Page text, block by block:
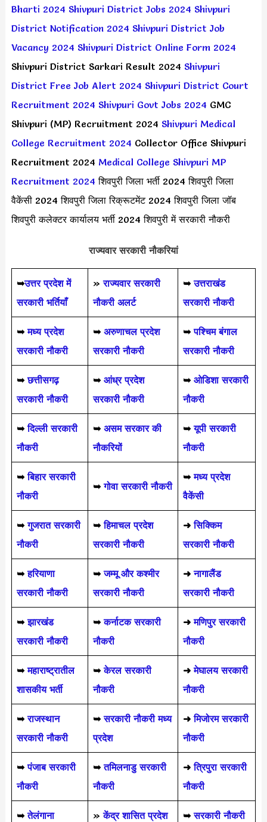
Bharti 2024 Shivpuri District Jobs 2024 Shivpuri
District Notification 2024 Shivpuri District Job
Vacancy 2024 Shivpuri District Online Form 2024
Shivpuri District Sarkari Result 2024 Shivpuri
District Free Job Alert 2024 Shivpuri District Court
Recruitment 2024 Shivpuri Govt Jobs 2024 GMC
Shivpuri (MP) Recruitment 2024 Shivpuri Medical
College Recruitment 2024 Collector Office Shivpuri
Recruitment 2024 Medical College Shivpuri MP
Recruitment 2024 शिवपुरी जिला भर्ती 2024 शिवपुरी जिला
वैकेंसी 2024 शिवपुरी जिला रिक्रूटमेंट 2024 शिवपुरी जिला जॉब
शिवपुरी कलेक्टर कार्यालय भर्ती 2024 शिवपुरी में सरकारी नौकरी
राज्यवार सरकारी नौकरियां
➥उत्तर प्रदेश में
सरकारी भर्तियाँ
»राज्यवार सरकारी
नौकरी अलर्ट
➥ उत्तराखंड
सरकारी नौकरी
➥ मध्य प्रदेश
सरकारी नौकरी
➥ अरुणाचल प्रदेश
सरकारी नौकरी
➥ पश्चिम बंगाल
सरकारी नौकरी
➥ छत्तीसगढ़
सरकारी नौकरी
➥ आंध्र प्रदेश
सरकारी नौकरी
➥ ओडिशा सरकारी
नौकरी
➥ दिल्ली सरकारी
नौकरी
➥ असम सरकार की
नौकरियों
➥ यूपी सरकारी
नौकरी
➥बिहार सरकारी
नौकरी
➥गोवा सरकारी नौकरी
➥ मध्य प्रदेश
वैकेंसी
➥ गुजरात सरकारी
नौकरी
➥हिमाचल प्रदेश
सरकारी नौकरी
➜ सिक्किम
सरकारी नौकरी
➥हरियाणा
सरकारी नौकरी
➥जम्मू और कश्मीर
सरकारी नौकरी
➜ नागालैंड
सरकारी नौकरी
➥ झारखंड
सरकारी नौकरी
➥ कर्नाटक सरकारी
नौकरी
➜ मणिपुर सरकारी
नौकरी
➥ महाराष्ट्रातील
शासकीय भर्ती
➥ केरल सरकारी
नौकरी
➜ मेघालय सरकारी
नौकरी
➥ राजस्थान
सरकारी नौकरी
➥सरकारी नौकरी मध्य
प्रदेश
➜मिजोरम सरकारी
नौकरी
➥ पंजाब सरकारी
नौकरी
➥ तमिलनाडु सरकारी
नौकरी
➜ त्रिपुरा सरकारी
नौकरी
➥तेलंगाना
»केंद्र शासित प्रदेश
➥ सरकारी नौकरी